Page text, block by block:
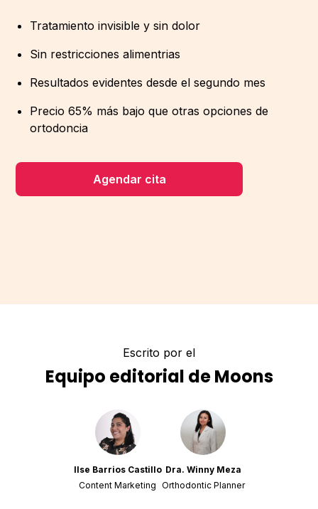
Tratamiento invisible y sin dolor
Sin restricciones alimentrias
Resultados evidentes desde el segundo mes
Precio 65% más bajo que otras opciones de
ortodoncia
Agendar cita
Escrito por el
Equipo editorial de Moons
Ilse Barrios Castillo
Content Marketing
Dra. Winny Meza
Orthodontic Planner